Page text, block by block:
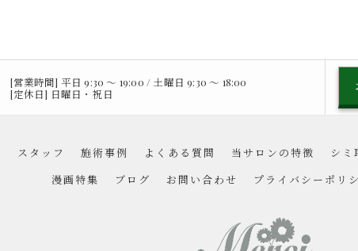
[営業時間] 平日 9:30 〜 19:00 / 土曜日 9:30 〜 18:00
[定休日] 日曜日・祝日
スタッフ 施術事例 よくある質問 当サロンの特徴 シミ
漫画特集
ブログ お問い合わせ プライバシーポリ